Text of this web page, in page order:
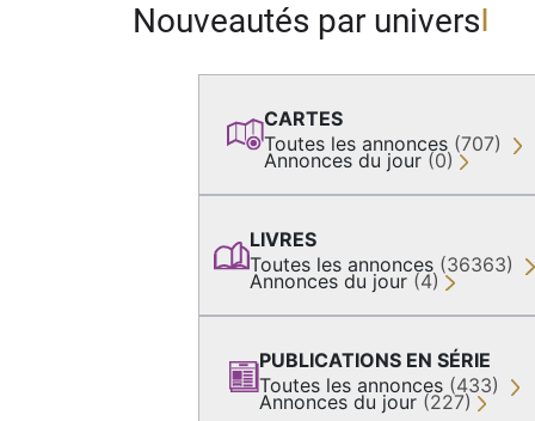
Nouveautés par univers
CARTES
Toutes les annonces (707)
Annonces du jour (0)
LIVRES
Toutes les annonces (36363)
Annonces du jour (4)
PUBLICATIONS EN SÉRIE
Toutes les annonces (433)
Annonces du jour (227)